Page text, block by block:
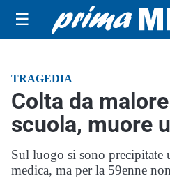
☰
TRAGEDIA
Colta da
scuola, muore
Sul luogo si sono precipitate
medica, ma per la 59enne